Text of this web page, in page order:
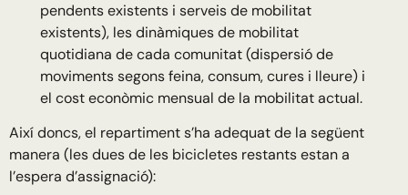
pendents existents i serveis de mobilitat
existents), les dinàmiques de mobilitat
quotidiana de cada comunitat (dispersió de
moviments segons feina, consum, cures i lleure) i
el cost econòmic mensual de la mobilitat actual.
Així doncs, el repartiment s’ha adequat de la següent
manera (les dues de les bicicletes restants estan a
l’espera d’assignació):